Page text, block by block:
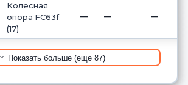
Колесная
опора FC63f
(17)
— — —
Показать больше (еще 87)